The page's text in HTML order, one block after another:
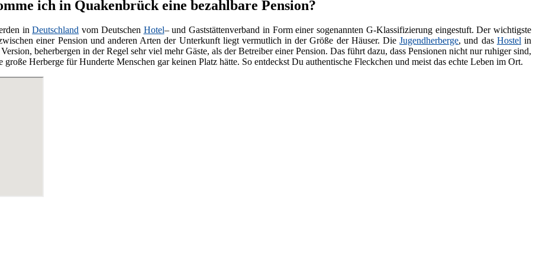
ich in Quakenbrück eine bezahlbare Pension?
inDeutschland vom Deutschen Hotel– und Gaststättenverband in Form einer sogenannten G-Klassifizierung eingestuft. Der wichtigste
einer Pension und anderen Arten der Unterkunft liegt vermutlich in der Größe der Häuser. DieJugendherberge, und das Hostelin
beherbergen in der Regel sehr viel mehr Gäste, als der Betreiber einer Pension. Das führt dazu, dass Pensionen nicht nur ruhiger sind,
Herberge für Hunderte Menschen gar keinen Platz hätte. So entdeckst Du authentische Fleckchen und meist das echte Leben im Ort.